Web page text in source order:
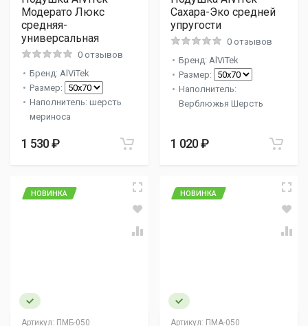
Модерато Люкс
средняя-
универсальная
0 отзывов
Бренд: AlViTek
Размер:
Наполнитель: шерсть
мериноса
1 530 ₽
Сахара-Эко средней
упругости
0 отзывов
Бренд: AlViTek
Размер:
Наполнитель:
Верблюжья Шерсть
1 020 ₽
Артикул: ПМБ-050
НОВИНКА
Артикул: ПМА-050
НОВИНКА